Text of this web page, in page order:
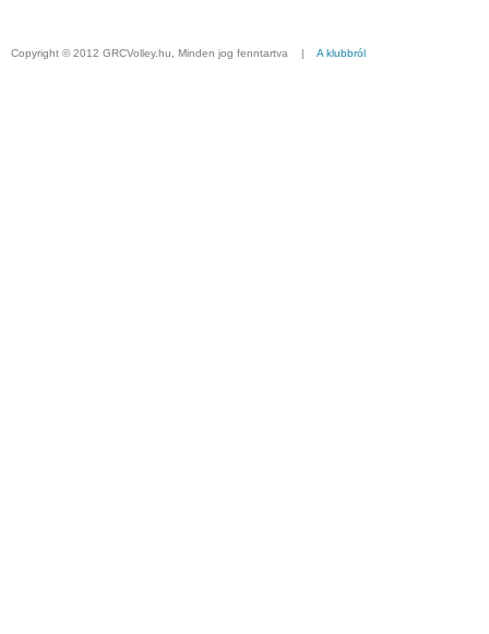
Copyright © 2012 GRCVolley.hu, Minden jog fenntartva | A klubbról